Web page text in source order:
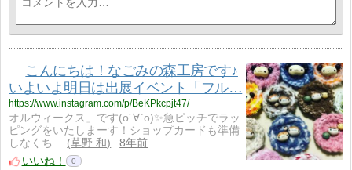
こんにちは！なごみの森工房です♪
いよいよ明日は出展イベント「フル…
https://www.instagram.com/p/BeKPkcpjt47/
オルウィークス」です(о´∀`о)✨急ピッチでラッ
ピングをいたしまーす！ショップカードも準備
しなくち…
草野 和
8年前
いいね！
0